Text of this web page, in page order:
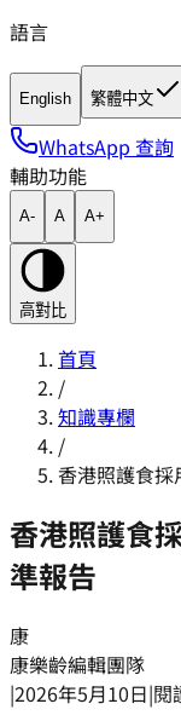
語言
English 繁體中文
WhatsApp 查詢
輔助功能
A- A A+
高對比
首頁
/
知識專欄
/
香港照護食採
香港照護食
準報告
康
康樂齡編輯團隊
|2026年5月10日|閱